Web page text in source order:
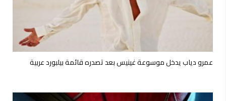
عمرو دياب يدخل موسوعة غينيس بعد تصدره قائمة بيلبورد عربية